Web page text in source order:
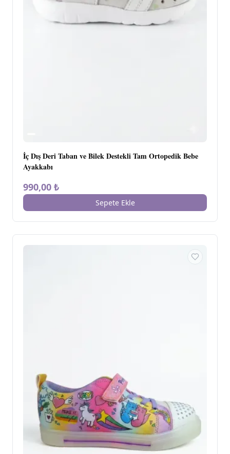
İç Dış Deri Taban ve Bilek Destekli Tam Ortopedik Bebe
Ayakkabı
990,00 ₺
Sepete Ekle